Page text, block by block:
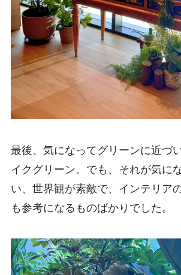
最後、気になってグリーンに近づ
イクグリーン。でも、それが気に
い、世界観が素敵で、インテリア
も参考になるものばかりでした。